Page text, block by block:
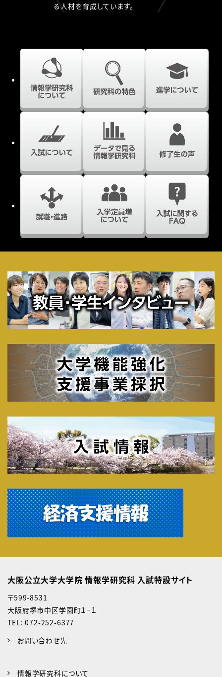
る人材を育成しています。
大阪公立大学大学院 情報学研究科 入試特設サイト
〒599-8531
大阪府堺市中区学園町１−１
TEL: 072-252-6377
お問い合わせ先
情報学研究科について